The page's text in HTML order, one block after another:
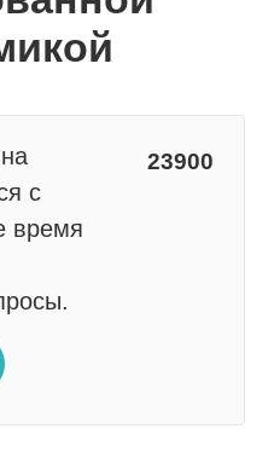
с
время
23900